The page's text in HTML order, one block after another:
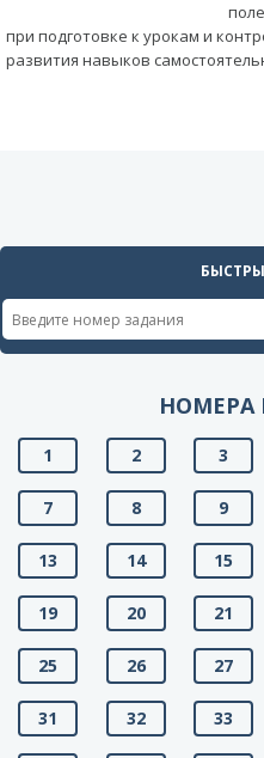
при подготовке к урокам и
развития навыков
НОМЕРА
1 2 3
7 8 9
13 14 15
19 20 21
25 26 27
31 32 33